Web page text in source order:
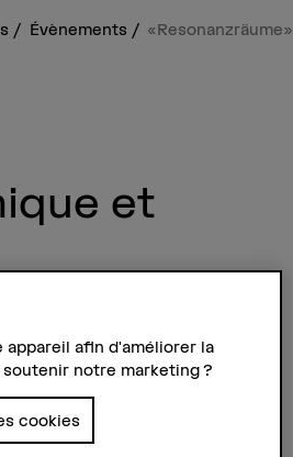
Évènements «Resonanzräume»
et
par une
par
Rue Jakob-
afin d'améliorer la
notre marketing ?
cookies